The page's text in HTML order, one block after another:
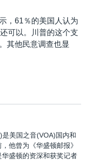
，61％的美国人认为
可以。川普的这个支
其他民意调查也显
美国之音(VOA)国内和
他曾为《华盛顿邮报》
盛顿的资深和获奖记者